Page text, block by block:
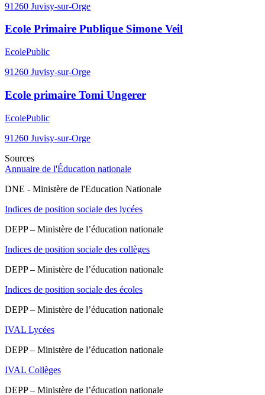
91260 Juvisy-sur-Orge
Ecole Primaire Publique Simone Veil
EcolePublic
91260 Juvisy-sur-Orge
Ecole primaire Tomi Ungerer
EcolePublic
91260 Juvisy-sur-Orge
Sources
Annuaire de l'Éducation nationale
DNE - Ministère de l'Education Nationale
Indices de position sociale des lycées
DEPP – Ministère de l’éducation nationale
Indices de position sociale des collèges
DEPP – Ministère de l’éducation nationale
Indices de position sociale des écoles
DEPP – Ministère de l’éducation nationale
IVAL Lycées
DEPP – Ministère de l’éducation nationale
IVAL Collèges
DEPP – Ministère de l’éducation nationale